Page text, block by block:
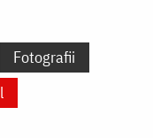
Fotografii